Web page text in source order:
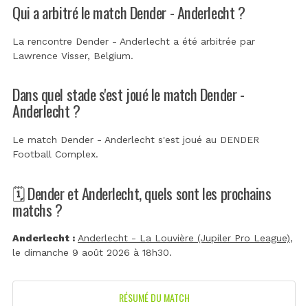
Qui a arbitré le match Dender - Anderlecht ?
La rencontre Dender - Anderlecht a été arbitrée par
Lawrence Visser, Belgium.
Dans quel stade s'est joué le match Dender -
Anderlecht ?
Le match Dender - Anderlecht s'est joué au DENDER
Football Complex.
🗓️ Dender et Anderlecht, quels sont les prochains
matchs ?
Anderlecht : Anderlecht - La Louvière (Jupiler Pro League),
le dimanche 9 août 2026 à 18h30.
RÉSUMÉ DU MATCH